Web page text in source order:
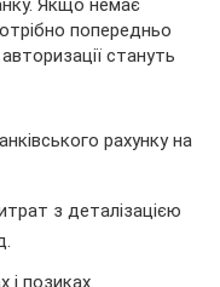
Якщо немає
попередньо
стануть
рахунку на
з деталізацією
і позиках.